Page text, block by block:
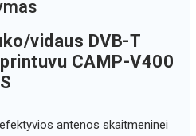
vidaus DVB-T
CAMP-V400
antenos skaitmeninei